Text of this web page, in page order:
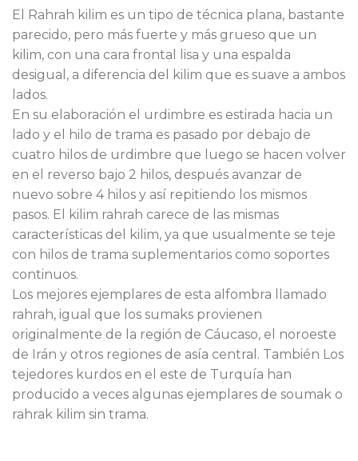
El Rahrah kilim es un tipo de técnica plana, bastante
parecido, pero más fuerte y más grueso que un
kilim, con una cara frontal lisa y una espalda
desigual, a diferencia del kilim que es suave a ambos
lados.
En su elaboración el urdimbre es estirada hacia un
lado y el hilo de trama es pasado por debajo de
cuatro hilos de urdimbre que luego se hacen volver
en el reverso bajo 2 hilos, después avanzar de
nuevo sobre 4 hilos y así repitiendo los mismos
pasos. El kilim rahrah carece de las mismas
características del kilim, ya que usualmente se teje
con hilos de trama suplementarios como soportes
continuos.
Los mejores ejemplares de esta alfombra llamado
rahrah, igual que los sumaks provienen
originalmente de la región de Cáucaso, el noroeste
de Irán y otros regiones de asía central. También Los
tejedores kurdos en el este de Turquía han
producido a veces algunas ejemplares de soumak o
rahrak kilim sin trama.